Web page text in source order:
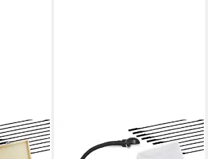
Dekupiersäge DEK-